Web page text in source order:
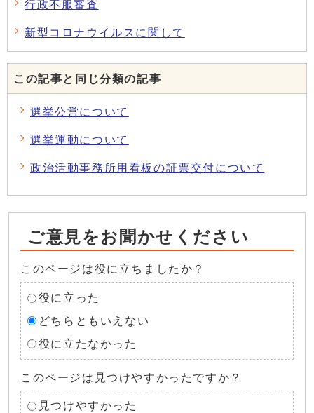
行政不服審査
新型コロナウイルスに関して
この記事と同じ分類の記事
選挙公営について
選挙運動について
政治活動事務所用看板の証票交付について
ご意見をお聞かせください
このページは役に立ちましたか？
役に立った
どちらともいえない
役に立たなかった
このページは見つけやすかったですか？
見つけやすかった